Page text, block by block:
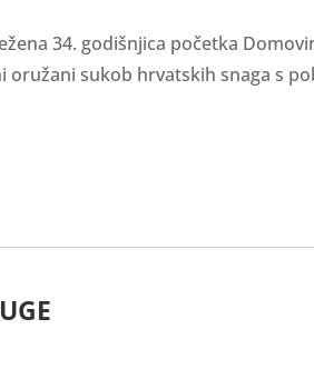
34. godišnjica početka
oružani sukob hrvatskih snaga s